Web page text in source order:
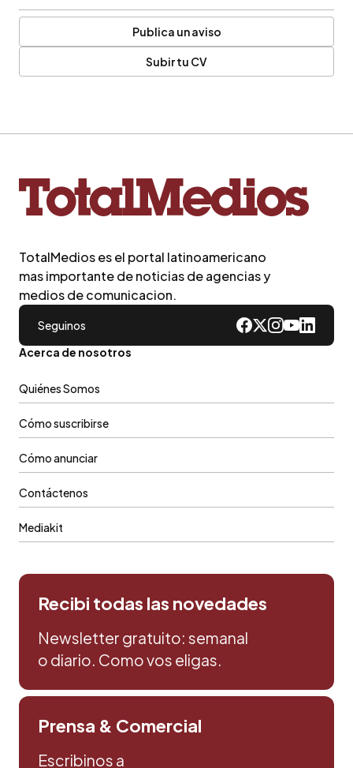
Publica un aviso
Subir tu CV
TotalMedios es el portal latinoamericano
mas importante de noticias de agencias y
medios de comunicacion.
Seguinos
Acerca de nosotros
Quiénes Somos
Cómo suscribirse
Cómo anunciar
Contáctenos
Mediakit
Recibi todas las novedades
Newsletter gratuito: semanal
o diario. Como vos eligas.
Prensa & Comercial
Escribinos a